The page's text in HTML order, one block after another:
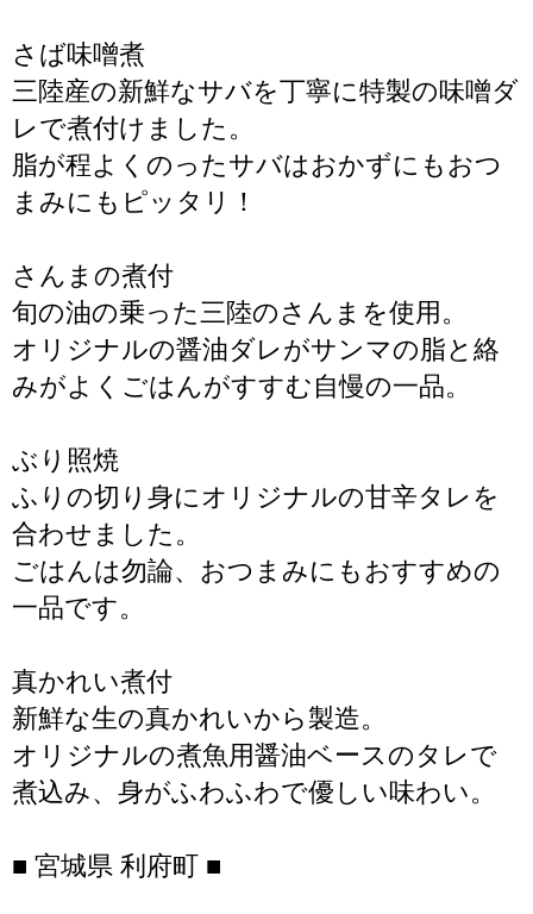
さば味噌煮
三陸産の新鮮なサバを丁寧に特製の味噌ダ
レで煮付けました。
脂が程よくのったサバはおかずにもおつ
まみにもピッタリ！
さんまの煮付
旬の油の乗った三陸のさんまを使用。
オリジナルの醤油ダレがサンマの脂と絡
みがよくごはんがすすむ自慢の一品。
ぶり照焼
ふりの切り身にオリジナルの甘辛タレを
合わせました。
ごはんは勿論、おつまみにもおすすめの
一品です。
真かれい煮付
新鮮な生の真かれいから製造。
オリジナルの煮魚用醤油ベースのタレで
煮込み、身がふわふわで優しい味わい。
■ 宮城県 利府町 ■